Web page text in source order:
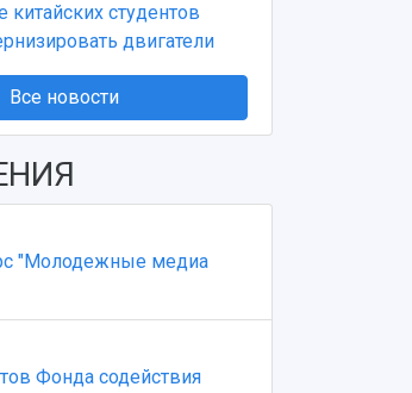
китайских студентов
двигатели
Все новости
"Молодежные медиа
Фонда содействия